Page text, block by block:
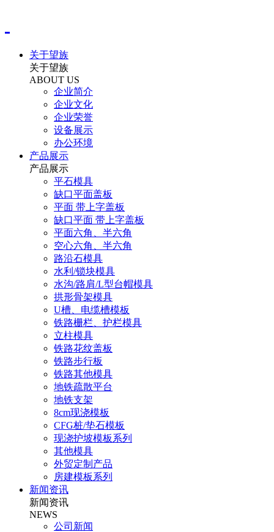
关于望族
关于望族
ABOUT US
企业简介
企业文化
企业荣誉
设备展示
办公环境
产品展示
产品展示
平石模具
缺口平面盖板
平面 带上字盖板
缺口平面 带上字盖板
平面六角、半六角
空心六角、半六角
路沿石模具
水利/锁块模具
水沟/路肩/L型台帽模具
拱形骨架模具
U槽、电缆槽模板
铁路栅栏、护栏模具
立柱模具
铁路花纹盖板
铁路步行板
铁路其他模具
地铁疏散平台
地铁支架
8cm现浇模板
CFG桩/垫石模板
现浇护坡模板系列
其他模具
外贸定制产品
房建模板系列
新闻资讯
新闻资讯
NEWS
公司新闻